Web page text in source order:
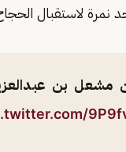
لاستقبال
مشعل بن